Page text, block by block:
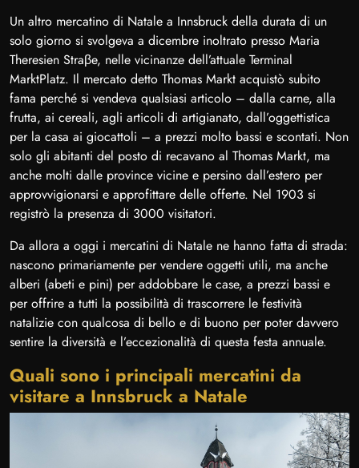
Un altro mercatino di Natale a Innsbruck della durata di un
solo giorno si svolgeva a dicembre inoltrato presso Maria
Theresien Straβe, nelle vicinanze dell’attuale Terminal
MarktPlatz. Il mercato detto Thomas Markt acquistò subito
fama perché si vendeva qualsiasi articolo – dalla carne, alla
frutta, ai cereali, agli articoli di artigianato, dall’oggettistica
per la casa ai giocattoli – a prezzi molto bassi e scontati. Non
solo gli abitanti del posto di recavano al Thomas Markt, ma
anche molti dalle province vicine e persino dall’estero per
approvvigionarsi e approfittare delle offerte. Nel 1903 si
registrò la presenza di 3000 visitatori.
Da allora a oggi i mercatini di Natale ne hanno fatta di strada:
nascono primariamente per vendere oggetti utili, ma anche
alberi (abeti e pini) per addobbare le case, a prezzi bassi e
per offrire a tutti la possibilità di trascorrere le festività
natalizie con qualcosa di bello e di buono per poter davvero
sentire la diversità e l’eccezionalità di questa festa annuale.
Quali sono i principali mercatini da
visitare a Innsbruck a Natale